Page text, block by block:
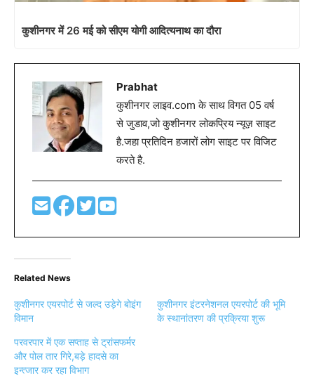
कुशीनगर में 26 मई को सीएम योगी आदित्यनाथ का दौरा
Prabhat
कुशीनगर लाइव.com के साथ विगत 05 वर्ष
से जुडाव,जो कुशीनगर लोकप्रिय न्यूज़ साइट
है.जहा प्रतिदिन हजारों लोग साइट पर विजिट
करते है.
Related News
कुशीनगर एयरपोर्ट से जल्द उड़ेगे बोइंग
विमान
कुशीनगर इंटरनेशनल एयरपोर्ट की भूमि
के स्थानांतरण की प्रक्रिया शुरू
परवरपार में एक सप्ताह से ट्रांसफर्मर
और पोल तार गिरे,बड़े हादसे का
इन्त्जार कर रहा विभाग